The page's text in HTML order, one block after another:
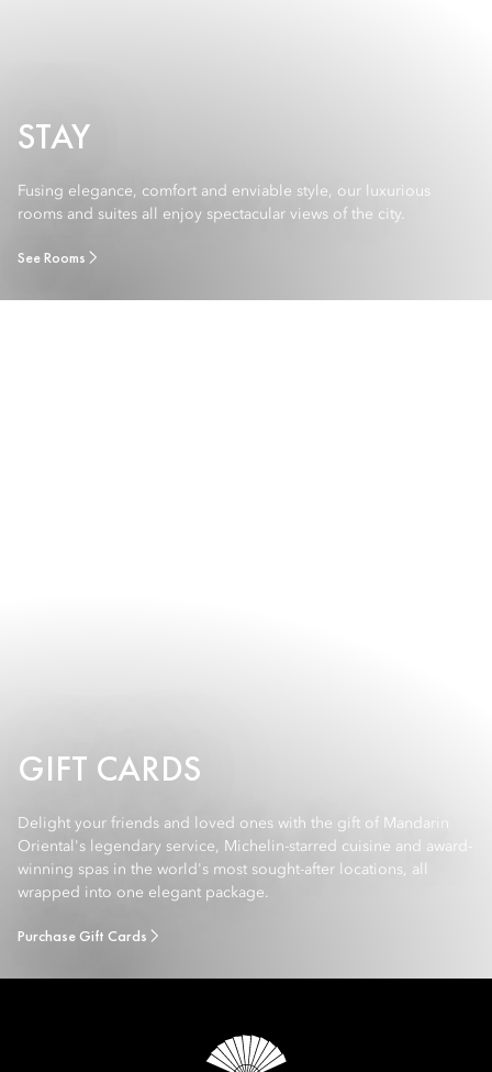
STAY
Fusing elegance, comfort and enviable style, our luxurious
rooms and suites all enjoy spectacular views of the city.
See Rooms
GIFT CARDS
Delight your friends and loved ones with the gift of Mandarin
Oriental's legendary service, Michelin-starred cuisine and award-
winning spas in the world's most sought-after locations, all
wrapped into one elegant package.
Purchase Gift Cards